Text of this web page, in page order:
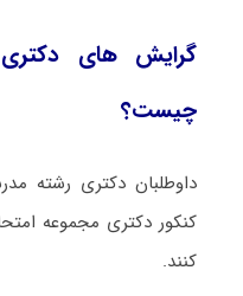
گرایش های
چیست؟
داوطلبان دکتری رشته
کنکور دکتری مجموعه
کنند.